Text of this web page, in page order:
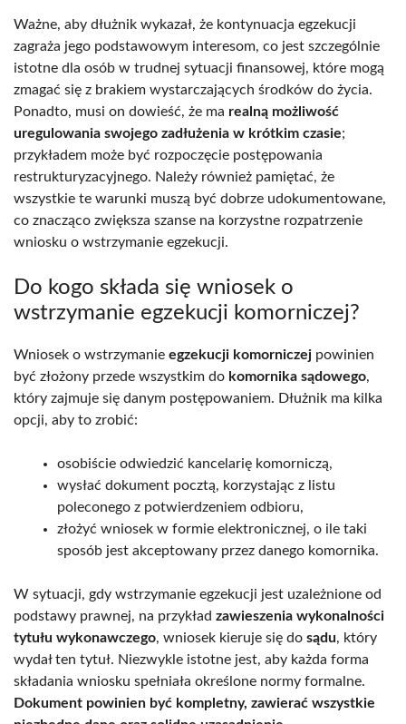
Ważne, aby dłużnik wykazał, że kontynuacja egzekucji
zagraża jego podstawowym interesom, co jest szczególnie
istotne dla osób w trudnej sytuacji finansowej, które mogą
zmagać się z brakiem wystarczających środków do życia.
Ponadto, musi on dowieść, że ma realną możliwość
uregulowania swojego zadłużenia w krótkim czasie;
przykładem może być rozpoczęcie postępowania
restrukturyzacyjnego. Należy również pamiętać, że
wszystkie te warunki muszą być dobrze udokumentowane,
co znacząco zwiększa szanse na korzystne rozpatrzenie
wniosku o wstrzymanie egzekucji.
Do kogo składa się wniosek o
wstrzymanie egzekucji komorniczej?
Wniosek o wstrzymanie egzekucji komorniczej powinien
być złożony przede wszystkim do komornika sądowego,
który zajmuje się danym postępowaniem. Dłużnik ma kilka
opcji, aby to zrobić:
osobiście odwiedzić kancelarię komorniczą,
wysłać dokument pocztą, korzystając z listu
poleconego z potwierdzeniem odbioru,
złożyć wniosek w formie elektronicznej, o ile taki
sposób jest akceptowany przez danego komornika.
W sytuacji, gdy wstrzymanie egzekucji jest uzależnione od
podstawy prawnej, na przykład zawieszenia wykonalności
tytułu wykonawczego, wniosek kieruje się do sądu, który
wydał ten tytuł. Niezwykle istotne jest, aby każda forma
składania wniosku spełniała określone normy formalne.
Dokument powinien być kompletny, zawierać wszystkie